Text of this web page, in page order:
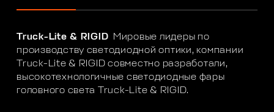
Truck-Lite & RIGID Мировые лидеры по
производству светодиодной оптики, компании
Truck-Lite & RIGID совместно разработали,
высокотехнологичные светодиодные фары
головного света Truck-Lite & RIGID.